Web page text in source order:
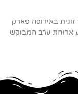
באירופה פארק
ארוחת ערב המבוקש